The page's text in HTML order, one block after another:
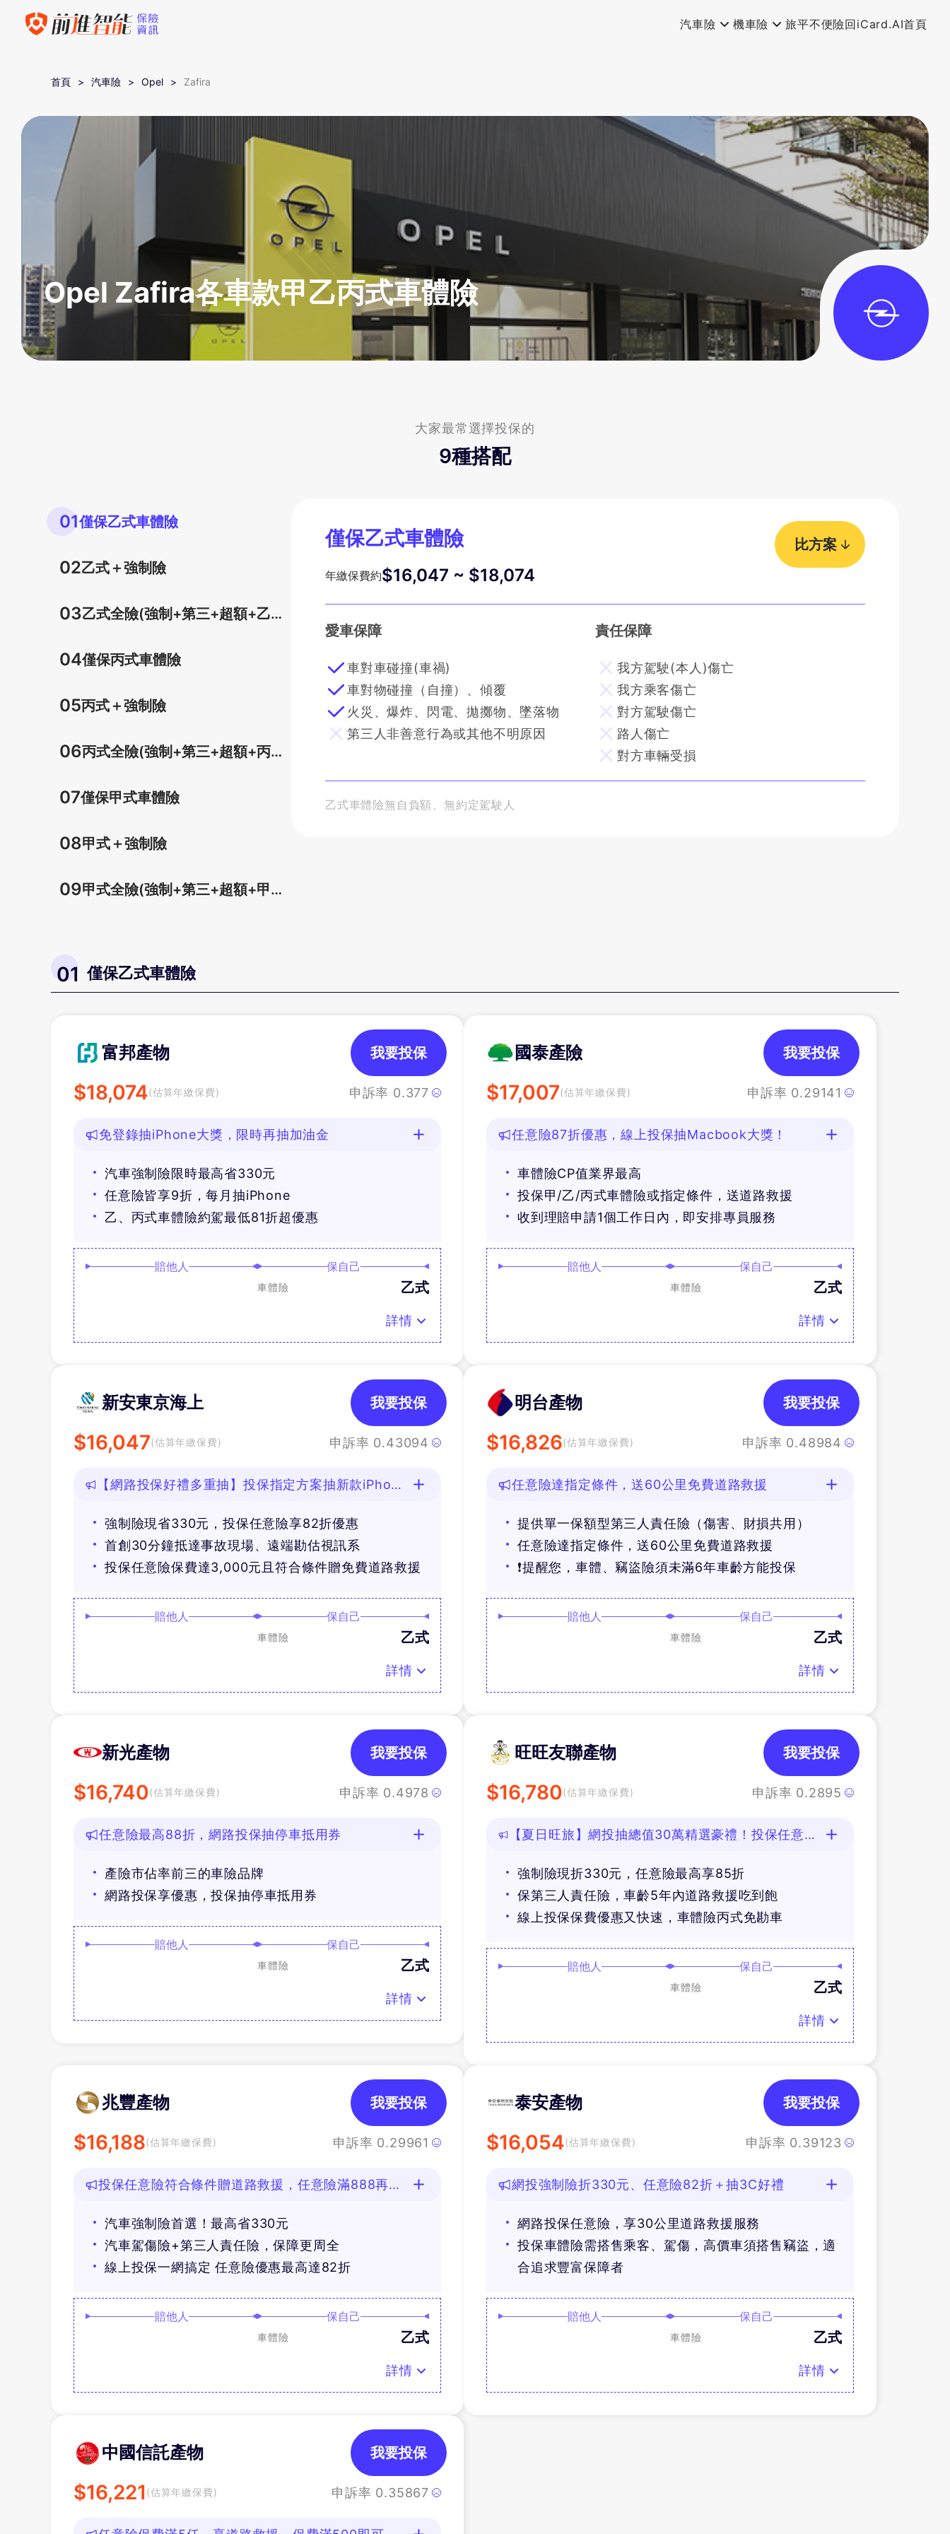
汽車險 機車險 旅平不便險回iCard.AI首頁
首頁 汽車險 Opel Zafira
Opel Zafira各車款甲乙丙式車體險
大家最常選擇投保的
9種搭配
01僅保乙式車體險
02乙式＋強制險
03乙式全險(強制+第三+超額+乙式
04僅保丙式車體險
05丙式＋強制險
06丙式全險(強制+第三+超額+丙式
07僅保甲式車體險
08甲式＋強制險
09甲式全險(強制+第三+超額+甲式
僅保乙式車體險
年繳保費約$16,047 ~ $18,074
比方案
愛車保障
車對車碰撞(車禍)
車對物碰撞（自撞）、傾覆
火災、爆炸、閃電、拋擲物、墜落物
第三人非善意行為或其他不明原因
責任保障
我方駕駛(本人)傷亡
我方乘客傷亡
對方駕駛傷亡
路人傷亡
對方車輛受損
乙式車體險無自負額、無約定駕駛人
01 僅保乙式車體險
富邦產物
$18,074(估算年繳保費) 申訴率 0.377
我要投保
免登錄抽iPhone大獎，限時再抽加油金
汽車強制險限時最高省330元
任意險皆享9折，每月抽iPhone
乙、丙式車體險約駕最低81折超優惠
賠他人 保自己
車體險 乙式
詳情
國泰產險
$17,007(估算年繳保費) 申訴率 0.29141
我要投保
任意險87折優惠，線上投保抽Macbook大獎！
車體險CP值業界最高
投保甲/乙/丙式車體險或指定條件，送道路救援
收到理賠申請1個工作日內，即安排專員服務
賠他人 保自己
車體險 乙式
詳情
新安東京海上
$16,047(估算年繳保費) 申訴率 0.43094
我要投保
【網路投保好禮多重抽】投保指定方案抽新款iPhone
強制險現省330元，投保任意險享82折優惠
首創30分鐘抵達事故現場、遠端勘估視訊系
投保任意險保費達3,000元且符合條件贈免費道路救援
賠他人 保自己
車體險 乙式
詳情
明台產物
$16,826(估算年繳保費) 申訴率 0.48984
我要投保
任意險達指定條件，送60公里免費道路救援
提供單一保額型第三人責任險（傷害、財損共用）
任意險達指定條件，送60公里免費道路救援
❗提醒您，車體、竊盜險須未滿6年車齡方能投保
賠他人 保自己
車體險 乙式
詳情
新光產物
$16,740(估算年繳保費) 申訴率 0.4978
我要投保
任意險最高88折，網路投保抽停車抵用券
產險市佔率前三的車險品牌
網路投保享優惠，投保抽停車抵用券
賠他人 保自己
車體險 乙式
詳情
旺旺友聯產物
$16,780(估算年繳保費) 申訴率 0.2895
我要投保
【夏日旺旅】網投抽總值30萬精選豪禮！投保任意險
強制險現折330元，任意險最高享85折
保第三人責任險，車齡5年內道路救援吃到飽
線上投保保費優惠又快速，車體險丙式免勘車
賠他人 保自己
車體險 乙式
詳情
兆豐產物
$16,188(估算年繳保費) 申訴率 0.29961
我要投保
投保任意險符合條件贈道路救援，任意險滿888再抽
汽車強制險首選！最高省330元
汽車駕傷險+第三人責任險，保障更周全
線上投保一網搞定 任意險優惠最高達82折
賠他人 保自己
車體險 乙式
詳情
泰安產物
$16,054(估算年繳保費) 申訴率 0.39123
我要投保
網投強制險折330元、任意險82折＋抽3C好禮
網路投保任意險，享30公里道路救援服務
投保車體險需搭售乘客、駕傷，高價車須搭售竊盜，適
合追求豐富保障者
賠他人 保自己
車體險 乙式
詳情
中國信託產物
$16,221 (估算年繳保費) 申訴率 0.35867
我要投保